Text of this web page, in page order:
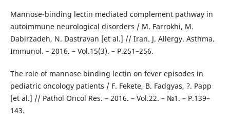
Mannose-binding lectin mediated complement pathway in
autoimmune neurological disorders / M. Farrokhi, M.
Dabirzadeh, N. Dastravan [et al.] // Iran. J. Allergy. Asthma.
Immunol. – 2016. – Vol.15(3). – Р.251–256.
The role of mannose binding lectin on fever episodes in
pediatric oncology patients / F. Fekete, B. Fadgyas, ?. Papp
[et al.] // Pathol Oncol Res. – 2016. – Vol.22. – №1. – P.139–
143.